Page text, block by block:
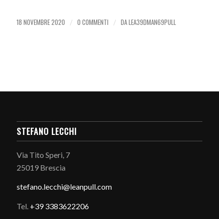
18 NOVEMBRE 2020 / 0 COMMENTI / DALEA39DMAN69PULL
STEFANO LECCHI
Via Tito Speri, 7
25019 Brescia
stefano.lecchi@leanpull.com
Tel. +39 3383622206